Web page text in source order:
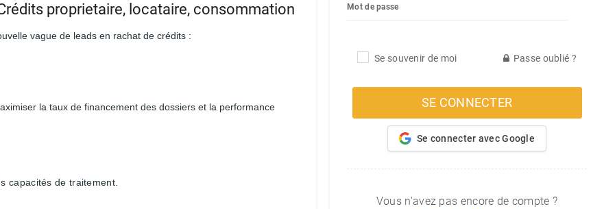
Mot de passe
Se souvenir de moi Passe oublié ?
SE CONNECTER
Se connecter avec Google
Vous n'avez pas encore de compte ?
proprietaire, locataire, consommation
vague de leads en rachat de crédits :
la taux de financement des dossiers et la performance
capacités de traitement.